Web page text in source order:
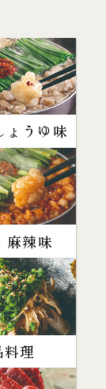
ょうゆ味
麻辣味
理